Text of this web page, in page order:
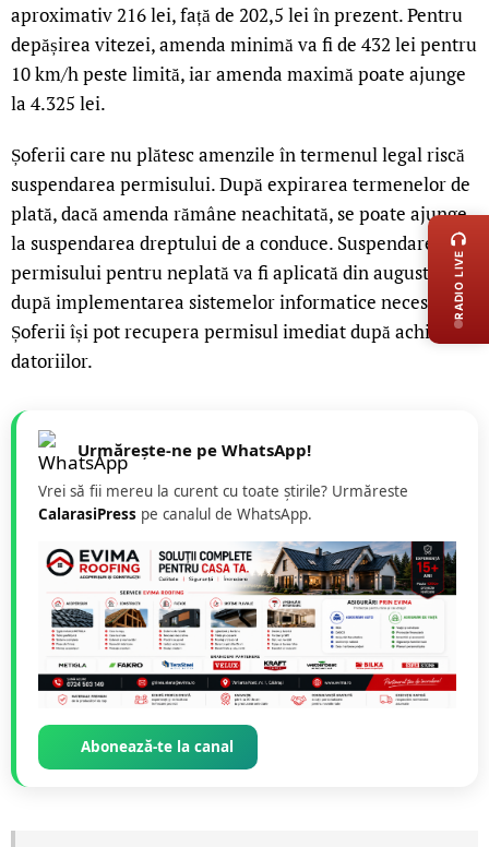
aproximativ 216 lei, față de 202,5 lei în prezent. Pentru
depășirea vitezei, amenda minimă va fi de 432 lei pentru
10 km/h peste limită, iar amenda maximă poate ajunge
la 4.325 lei.
Șoferii care nu plătesc amenzile în termenul legal riscă
suspendarea permisului. După expirarea termenelor de
plată, dacă amenda rămâne neachitată, se poate ajunge
la suspendarea dreptului de a conduce. Suspendarea
permisului pentru neplată va fi aplicată din august 2026,
după implementarea sistemelor informatice necesare.
Șoferii își pot recupera permisul imediat după achitarea
datoriilor.
Urmărește-ne pe WhatsApp!
Vrei să fii mereu la curent cu toate știrile? Urmăreste
CalarasiPress pe canalul de WhatsApp.
Abonează-te la canal
LIVE
RADIO LIVE